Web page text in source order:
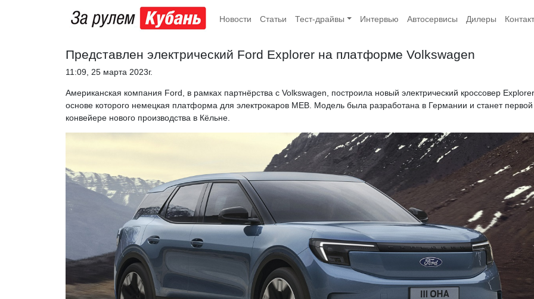
Новости Статьи Тест-драйвы Интервью Автосервисы Дилеры
Представлен электрический Ford Explorer на платформе Volkswagen
11:09, 25 марта 2023г.
Американская компания Ford, в рамках партнёрства с Volkswagen, построила новый электрический кроссовер
основе которого немецкая платформа для электрокаров MEB. Модель была разработана в Германии и станет
конвейере нового производства в Кёльне.